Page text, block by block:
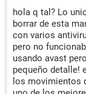
hola q tal? Lo
borrar de esta
con varios
pero no
usando avast
pequeño detalle!
los movimientos